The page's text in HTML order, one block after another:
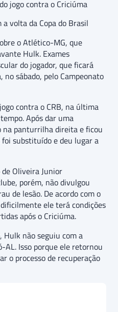
jogo contra o Criciúma
volta da Copa do Brasil
o Atlético-MG, que
Hulk. Exames
do jogador, que ficará
sábado, pelo Campeonato
contra o CRB, na última
Após dar uma
na panturrilha direita e ficou
substituído e deu lugar a
Oliveira Junior
porém, não divulgou
de lesão. De acordo com o
dificilmente ele terá condições
após o Criciúma.
Hulk não seguiu com a
AL. Isso porque ele retornou
o processo de recuperação